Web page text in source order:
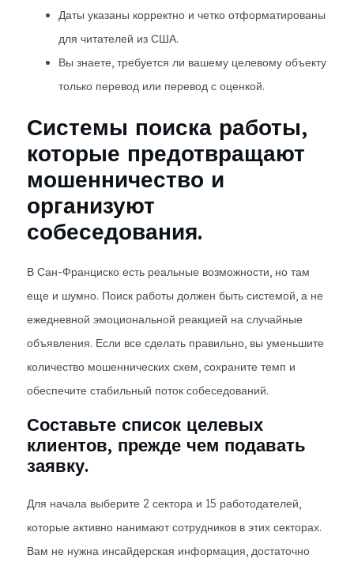
Даты указаны корректно и четко отформатированы
для читателей из США.
Вы знаете, требуется ли вашему целевому объекту
только перевод или перевод с оценкой.
Системы поиска работы,
которые предотвращают
мошенничество и
организуют
собеседования.
В Сан-Франциско есть реальные возможности, но там
еще и шумно. Поиск работы должен быть системой, а не
ежедневной эмоциональной реакцией на случайные
объявления. Если все сделать правильно, вы уменьшите
количество мошеннических схем, сохраните темп и
обеспечите стабильный поток собеседований.
Составьте список целевых
клиентов, прежде чем подавать
заявку.
Для начала выберите 2 сектора и 15 работодателей,
которые активно нанимают сотрудников в этих секторах.
Вам не нужна инсайдерская информация, достаточно